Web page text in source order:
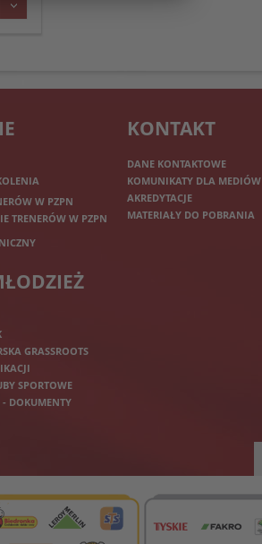
W PZPN
TRENERÓW W PZPN
GRASSROOTS
SPORTOWE
- DOKUMENTY
KONTAKT
DANE KONTAKTOWE
KOMUNIKATY DLA MEDIÓW
AKREDYTACJE
MATERIAŁY DO POBRANIA